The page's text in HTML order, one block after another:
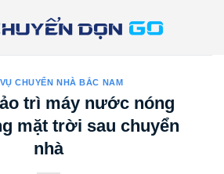
CHUYỂN NHÀ BẮC NAM
trì máy nước nóng
mặt trời sau chuyển
nhà